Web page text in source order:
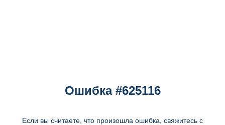
Ошибка #625116
Если вы считаете, что произошла ошибка, свяжитесь с